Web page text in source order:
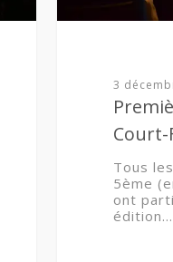
3
Court-
Tous
5ème
ont
édition…